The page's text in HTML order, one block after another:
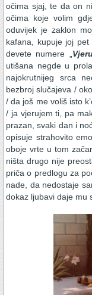
očima sjaj, te da on
očima koje volim
oduvijek je zaklon
kafana, kupuje joj
devete numere „
utišana negde u
najokrutnijeg srca
bezbroj slučajeva /
/ da još me voliš isto
/ ja vjerujem ti, pa
prazan, svaki dan i
opisuje strahovito
oboje vrte u tom
ništa drugo nije
priča o predlogu za
nade, da nedostaje
dokaz ljubavi daje mu